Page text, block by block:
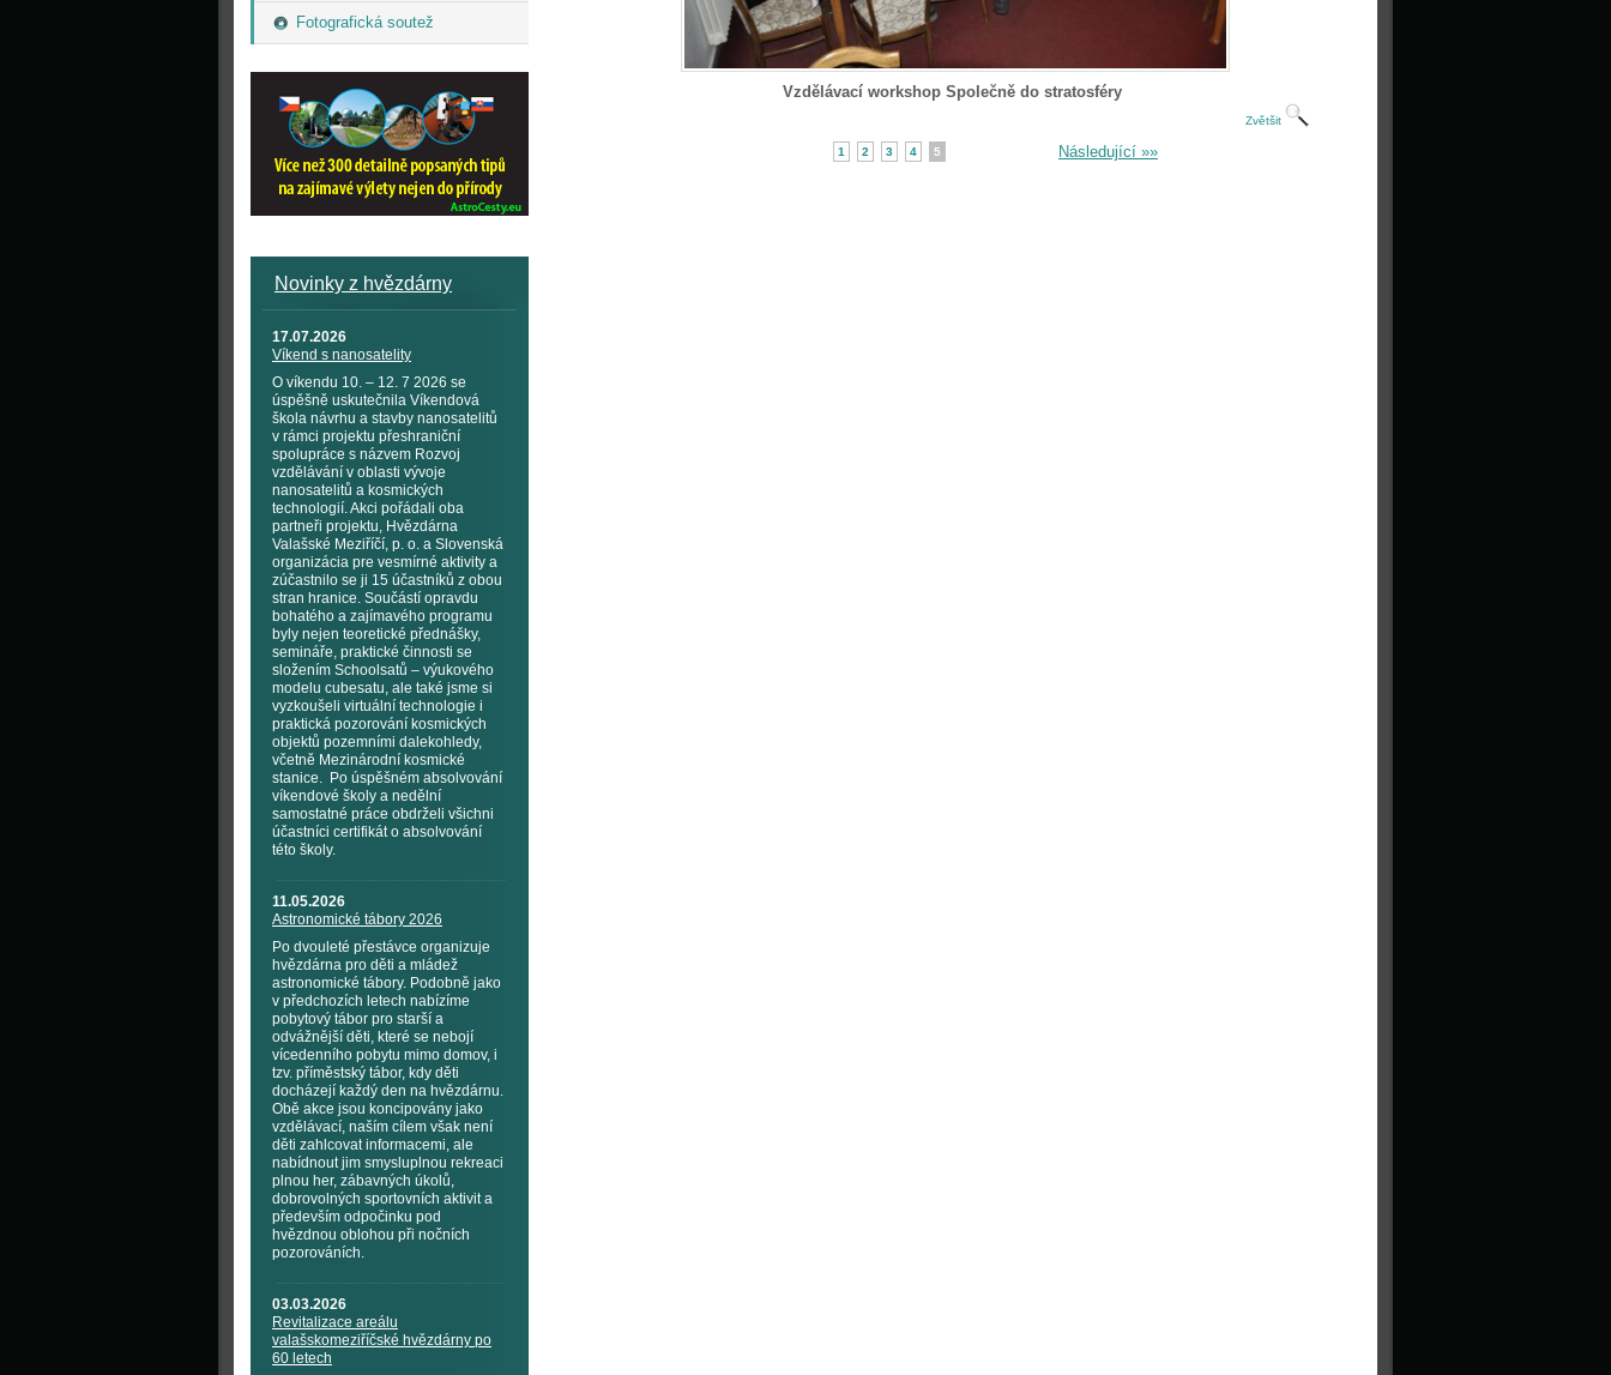
Fotografická soutež
Novinky z hvězdárny
17.07.2026
Víkend s nanosatelity
O víkendu 10. – 12. 7 2026 se
úspěšně uskutečnila Víkendová
škola návrhu a stavby nanosatelitů
v rámci projektu přeshraniční
spolupráce s názvem Rozvoj
vzdělávání v oblasti vývoje
nanosatelitů a kosmických
technologií. Akci pořádali oba
partneři projektu, Hvězdárna
Valašské Meziříčí, p. o. a Slovenská
organizácia pre vesmírné aktivity a
zúčastnilo se ji 15 účastníků z obou
stran hranice. Součástí opravdu
bohatého a zajímavého programu
byly nejen teoretické přednášky,
semináře, praktické činnosti se
složením Schoolsatů – výukového
modelu cubesatu, ale také jsme si
vyzkoušeli virtuální technologie i
praktická pozorování kosmických
objektů pozemními dalekohledy,
včetně Mezinárodní kosmické
stanice. Po úspěšném absolvování
víkendové školy a nedělní
samostatné práce obdrželi všichni
účastníci certifikát o absolvování
této školy.
11.05.2026
Astronomické tábory 2026
Po dvouleté přestávce organizuje
hvězdárna pro děti a mládež
astronomické tábory. Podobně jako
v předchozích letech nabízíme
pobytový tábor pro starší a
odvážnější děti, které se nebojí
vícedenního pobytu mimo domov, i
tzv. příměstský tábor, kdy děti
docházejí každý den na hvězdárnu.
Obě akce jsou koncipovány jako
vzdělávací, naším cílem však není
děti zahlcovat informacemi, ale
nabídnout jim smysluplnou rekreaci
plnou her, zábavných úkolů,
dobrovolných sportovních aktivit a
především odpočinku pod
hvězdnou oblohou při nočních
pozorováních.
03.03.2026
Revitalizace areálu
valašskomeziříčské hvězdárny po
60 letech
Vzdělávací workshop Společně do stratosféry
Zvětšit
1 2 3 4 5 Následující »»